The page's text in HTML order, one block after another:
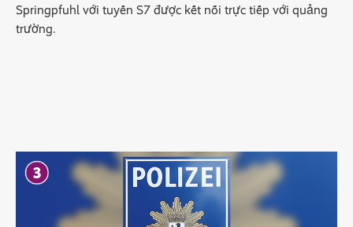
Springpfuhl với tuyến S7 được kết nối trực tiếp với quảng
trường.